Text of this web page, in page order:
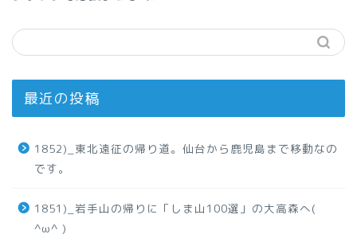
最近の投稿
1852)_東北遠征の帰り道。仙台から鹿児島まで移動なの
です。
1851)_岩手山の帰りに「しま山100選」の大高森へ(
^ω^ )